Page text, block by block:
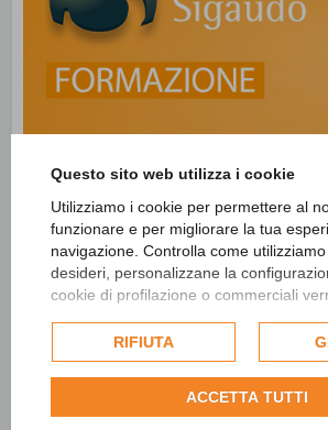
Questo sito web utilizza i cookie
Utilizziamo i cookie per permettere al
funzionare e per migliorare la tua
navigazione. Controlla come
desideri, personalizzane la
cookie di profilazione o commerciali
dell'utente e, se consentito, potrebbero
per personalizzare gli annunci
informazioni su come Google utilizza i
politica sulla privacy di
RIFIUTA
ACCETTA TUTTI